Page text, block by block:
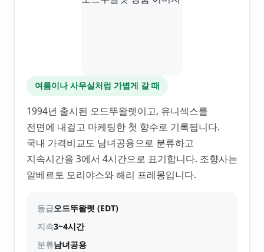
여름이나 사무실처럼 가볍게 갈 때
1994년 출시된 오드뚜왈렛이고, 유니섹스를
전면에 내걸고 마케팅한 첫 향수로 기록됩니다.
국내 가격비교도 남녀공용으로 분류하고
지속시간을 3에서 4시간으로 표기합니다. 조향사는
알베르토 모리야스와 해리 프레몽입니다.
등급오드뚜왈렛 (EDT)
지속3~4시간
분류남녀공용